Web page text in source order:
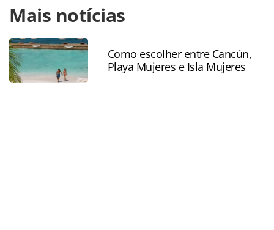
https://www.panrotas.com.br/100xbrasil/financiamentos/
e-fungetur-liberam-mais-r-100-milhoes-para-cooperativa-
cresol_197362.html ou as ferramentas oferecidas na
página. Todo o conteúdo produzido pela PANROTAS
Editora é protegido pela legislação brasileira sobre direito
autoral. Não reproduza o conteúdo sem autorização da
Mais notícias
Como escolher entre Cancún,
Playa Mujeres e Isla Mujeres